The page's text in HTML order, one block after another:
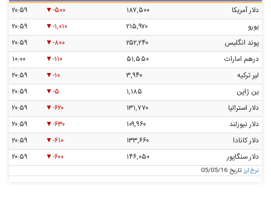
دلار آمریکا ۱۸۷,۵۰۰ -۵۰۰
۲۰:۵۹
یورو
۲۱۵,۹۷۰ -۱,۰۱۰
۲۰:۵۹
پوند انگلیس
۲۵۲,۲۴۰ -۸۰۰
۲۰:۵۹
درهم امارات
۵۱,۵۵۰ -۱۱۰
۱۰:۰۰
لیر ترکیه
۳,۹۴۰ -۱۰
۲۰:۵۹
ین ژاپن
۱,۱۸۵ -۵
۲۰:۵۹
دلار استرالیا
۱۳۱,۷۷۰ -۶۲۰
۲۰:۵۹
دلار نیوزلند
۱۰۹,۹۶۰ -۶۳۰
۲۰:۵۹
دلار کانادا
۱۳۳,۶۶۰ -۶۱۰
۲۰:۵۹
دلار سنگاپور
۱۴۶,۰۵۰ -۶۰۰ ۲۰:۵۹
نرخ ارزتاریخ 05/05/16